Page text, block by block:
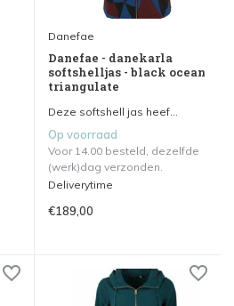
Danefae
Danefae - danekarla
softshelljas - black ocean
triangulate
Deze softshell jas heef...
Op voorraad
Voor 14.00 besteld, dezelfde
(werk)dag verzonden.
Deliverytime
€189,00